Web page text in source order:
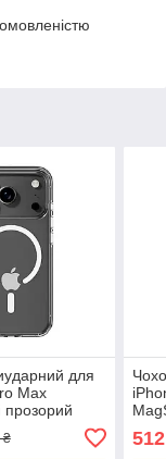
для
Max
прозорий
і ударів
₴ 512